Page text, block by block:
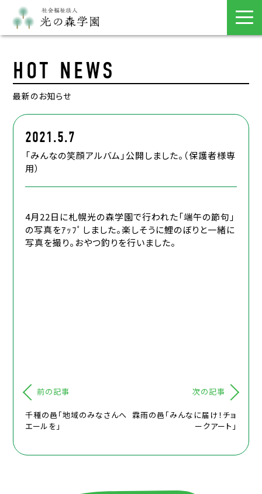
HOT NEWS
最新のお知らせ
2021.5.7
「みんなの笑顔アルバム」公開しました。（保護者様専
用）
4月22日に札幌光の森学園で行われた「端午の節句」
の写真をｱｯﾌﾟしました。楽しそうに鯉のぼりと一緒に
写真を撮り。おやつ釣りを行いました。
前の記事
千種の邑「地域のみなさんへ
エールを」
次の記事
霖雨の邑「みんなに届け！チョ
ークアート」